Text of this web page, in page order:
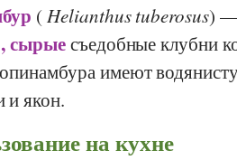
(Helianthus tuberosus) —
, сырыесъедобные клубни
имеют
и якон.
на кухне